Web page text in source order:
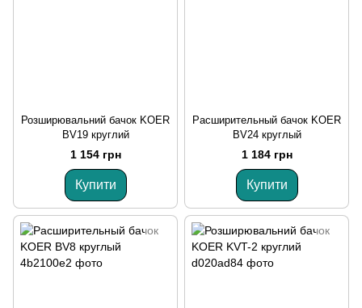
Розширювальний бачок KOER
BV19 круглий
1 154 грн
Купити
Расширительный бачок KOER
BV24 круглый
1 184 грн
Купити